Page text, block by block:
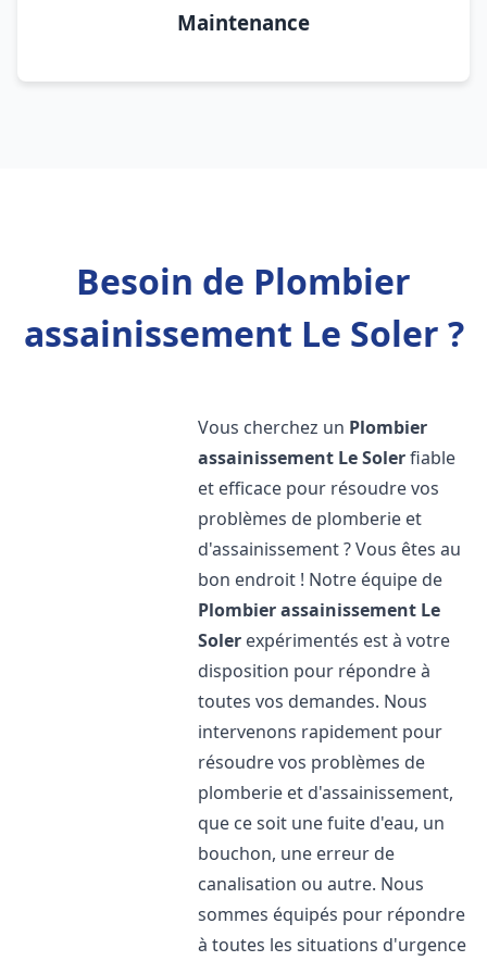
Maintenance
Besoin de Plombier
assainissement Le Soler ?
Vous cherchez un Plombier
assainissement Le Solerfiable
et efficace pour résoudre vos
problèmes de plomberie et
d'assainissement ? Vous êtes au
bon endroit ! Notre équipe de
Plombier assainissement Le
Soler expérimentés est à votre
disposition pour répondre à
toutes vos demandes. Nous
intervenons rapidement pour
résoudre vos problèmes de
plomberie et d'assainissement,
que ce soit une fuite d'eau, un
bouchon, une erreur de
canalisation ou autre. Nous
sommes équipés pour répondre
à toutes les situations d'urgence